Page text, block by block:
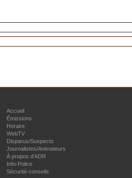
Accueil
Émissions
Horaire
WebTV
Disparus/Suspects
Journalistes/Animateurs
À propos d'ADR
Info-Police
Sécurité-conseils